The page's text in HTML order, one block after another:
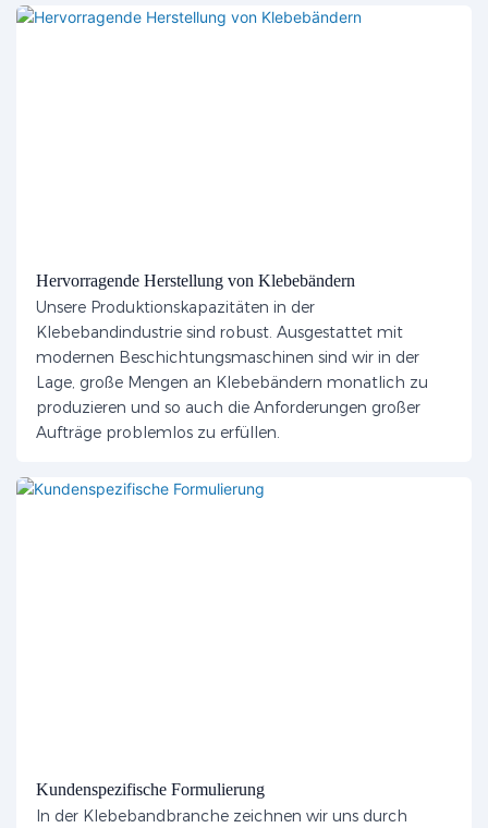
Hervorragende Herstellung von Klebebändern
Unsere Produktionskapazitäten in der
Klebebandindustrie sind robust. Ausgestattet mit
modernen Beschichtungsmaschinen sind wir in der
Lage, große Mengen an Klebebändern monatlich zu
produzieren und so auch die Anforderungen großer
Aufträge problemlos zu erfüllen.
Kundenspezifische Formulierung
In der Klebebandbranche zeichnen wir uns durch